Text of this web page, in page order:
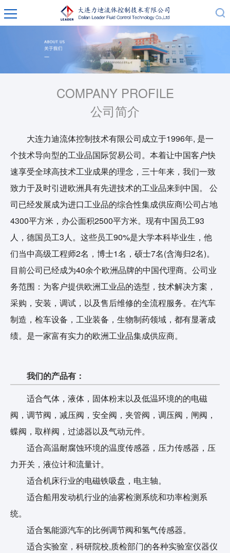
COMPANY PROFILE
公司简介
大连力迪流体控制技术有限公司成立于1996年, 是一
个技术导向型的工业品国际贸易公司。本着让中国客户快
速享受全球高技术工业成果的理念，三十年来，我们一致
致力于及时引进欧洲具有先进技术的工业品来到中国。 公
司已经发展成为进口工业品的综合性集成供应商!公司占地
4300平方米，办公面积2500平方米。现有中国员工93
人，德国员工3人。这些员工90%是大学本科毕业生，他
们当中高级工程师2名，博士1名，硕士7名(含海归2名)。
目前公司已经成为40余个欧洲品牌的中国代理商。公司业
务范围：为客户提供欧洲工业品的选型，技术解决方案，
采购，安装，调试，以及售后维修的全流程服务。在汽车
制造，检车设备，工业装备，生物制药领域，都有显著成
绩。是一家富有实力的欧洲工业品集成供应商。
我们的产品有：
适合气体，液体，固体粉末以及低温环境的的电磁
阀，调节阀，减压阀，安全阀，夹管阀，调压阀，闸阀，
蝶阀，取样阀，过滤器以及气动元件。
适合高温耐腐蚀环境的温度传感器，压力传感器，压
力开关，液位计和流量计。
适合机床行业的电磁铁吸盘，电主轴。
适合船用发动机行业的油雾检测系统和功率检测系
统。
适合氢能源汽车的比例调节阀和氢气传感器。
适合实验室，科研院校,质检部门的各种实验室仪器仪